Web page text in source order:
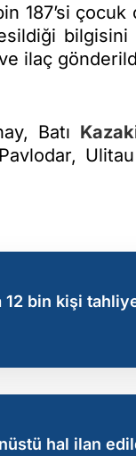
187’si
bilgisini
ilaç
Batı
12 bin kişi
hal ilan